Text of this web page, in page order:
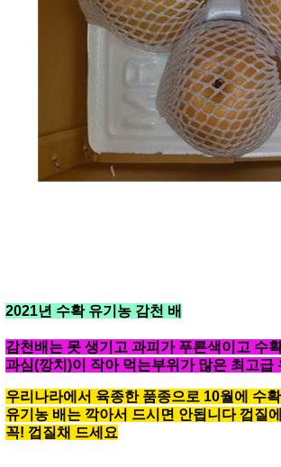
2021년 수확 유기농 감천 배
감천배는 못 생기고 과피가 푸른색이고 수
과심(깡치)이 작아 먹는부위가 많은 최고급
우리나라에서 육종한 품종으로 10월에 수
유기농 배는 깍아서 드시면 안됩니다 껍질
꼭! 껍질채 드세요